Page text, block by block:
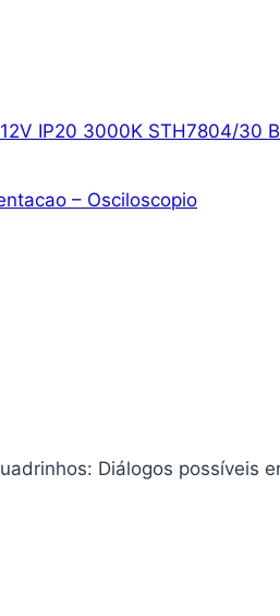
IP20 3000K STH7804/30
– Osciloscopio